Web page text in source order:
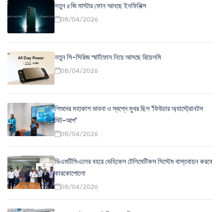
নতুন ৫জি মাস্টার ফোন আনছে ইনফিনিক্স
08/04/2026
নতুন সি-সিরিজ স্মার্টফোন নিয়ে আসছে রিয়েলমি
08/04/2026
শিশুদের মহাকাশ ভাবনা ও স্বপ্নে মুখর ছিল 'ফিউচার অ্যাস্ট্রোনটস
মিট-আপ'
08/04/2026
ডিএমটিসিএলের বহরে ভেহিকেল টেলিমেটিকস সিস্টেম বাস্তবায়ন করবে
কারকোপোলো
08/04/2026